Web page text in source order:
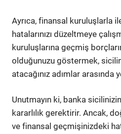
Ayrıca, finansal kuruluşlarla
hatalarınızı düzeltmeye
kuruluşlarına geçmiş
olduğunuzu göstermek,
atacağınız adımlar arasında
Unutmayın ki, banka
kararlılık gerektirir. Ancak,
ve finansal geçmişinizdeki